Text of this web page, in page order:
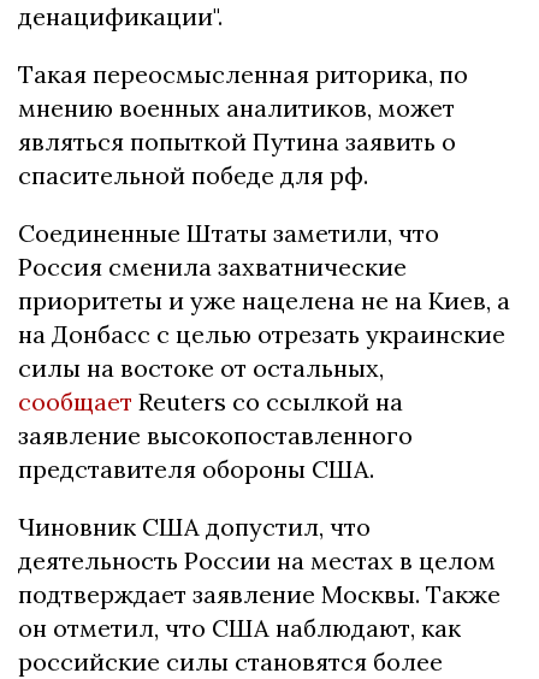
денацификации".
Такая переосмысленная риторика, по
мнению военных аналитиков, может
являться попыткой Путина заявить о
спасительной победе для рф.
Соединенные Штаты заметили, что
Россия сменила захватнические
приоритеты и уже нацелена не на Киев, а
на Донбасс с целью отрезать украинские
силы на востоке от остальных,
сообщает Reuters со ссылкой на
заявление высокопоставленного
представителя обороны США.
Чиновник США допустил, что
деятельность России на местах в целом
подтверждает заявление Москвы. Также
он отметил, что США наблюдают, как
российские силы становятся более